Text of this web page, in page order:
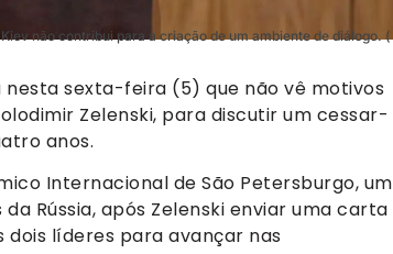
não contribui para a criação de um ambiente de diálogo. (
nesta sexta-feira (5) que não vê motivos
Zelenski, para discutir um cessar-
anos.
Internacional de São Petersburgo, um
Rússia, após Zelenski enviar uma carta
líderes para avançar nas